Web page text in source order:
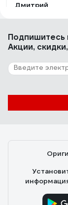
Дмитрий
Точность,
9
Отзыв о
Автоматика
майзенберг
Подпишитесь
Акции,